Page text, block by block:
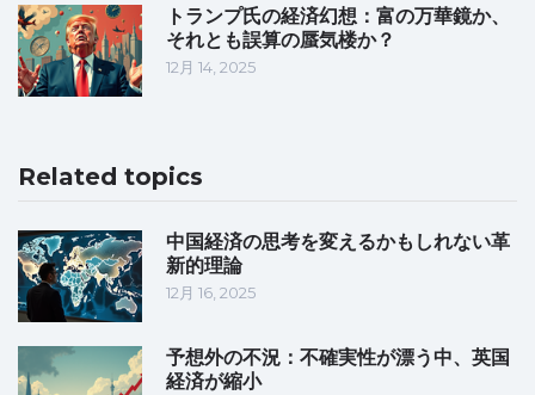
トランプ氏の経済幻想：富の万華鏡か、
それとも誤算の蜃気楼か？
12月 14, 2025
Related topics
中国経済の思考を変えるかもしれない革
新的理論
12月 16, 2025
予想外の不況：不確実性が漂う中、英国
経済が縮小